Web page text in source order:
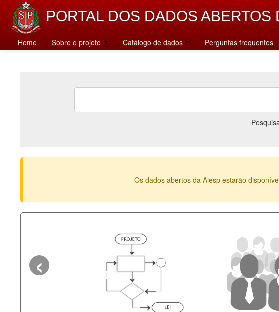
PORTAL DOS DADOS ABERTOS
Home Sobre o projeto Catálogo de dados Perguntas frequentes
Os dados abertos da Alesp estarão
‹